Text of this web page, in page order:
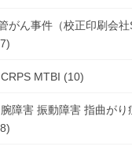
がん事件（校正印刷会社
MTBI (10)
障害 振動障害 指曲がり